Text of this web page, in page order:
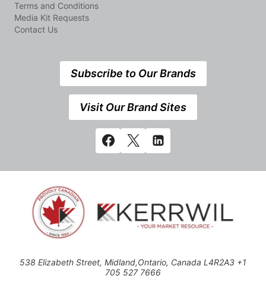
Terms and Conditions
Media Kit Requests
Contact Us
Subscribe to Our Brands
Visit Our Brand Sites
538 Elizabeth Street, Midland,Ontario, Canada L4R2A3 +1
705 527 7666